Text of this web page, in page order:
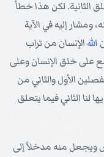
الثانية. لكن هذا خطأ
إليه في الآية
الله الإنسان من تراب
على خلق الإنسان وعلى
الأول والثاني من
لنا الثاني فيما يتعلق
ويجعل منه مدخلاً إلى